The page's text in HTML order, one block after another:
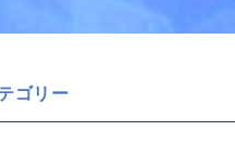
ゴリー